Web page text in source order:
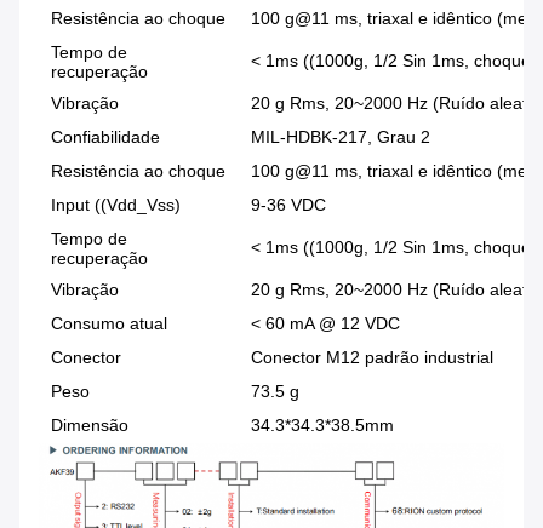
Resistência ao choque
100 g@11 ms, triaxal e idêntico
Tempo de
recuperação
< 1ms ((1000g, 1/2 Sin 1ms, choque
Vibração
20 g Rms, 20~2000 Hz (Ruído
Confiabilidade
MIL-HDBK-217, Grau 2
Resistência ao choque
100 g@11 ms, triaxal e idêntico
Input ((Vdd_Vss)
9-36 VDC
Tempo de
recuperação
< 1ms ((1000g, 1/2 Sin 1ms, choque
Vibração
20 g Rms, 20~2000 Hz (Ruído
Consumo atual
< 60 mA @ 12 VDC
Conector
Conector M12 padrão industrial
Peso
73.5 g
Dimensão
34.3*34.3*38.5mm